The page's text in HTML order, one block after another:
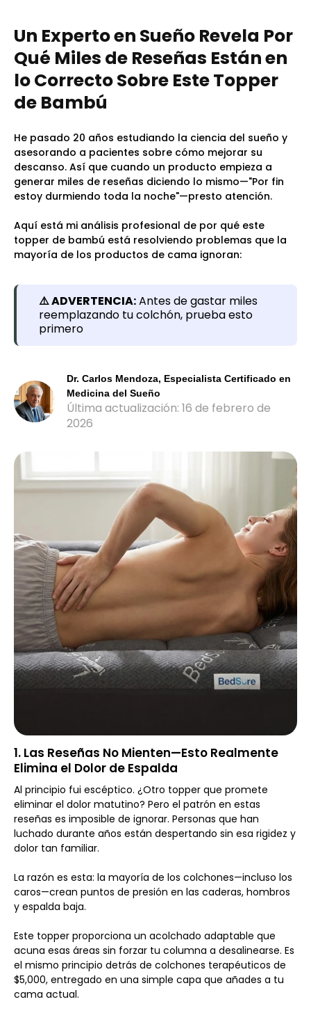
Un Experto en Sueño Revela Por
Qué Miles de Reseñas Están en
lo Correcto Sobre Este Topper
de Bambú
He pasado 20 años estudiando la ciencia del sueño y
asesorando a pacientes sobre cómo mejorar su
descanso. Así que cuando un producto empieza a
generar miles de reseñas diciendo lo mismo—"Por fin
estoy durmiendo toda la noche"—presto atención.
Aquí está mi análisis profesional de por qué este
topper de bambú está resolviendo problemas que la
mayoría de los productos de cama ignoran:
⚠️ ADVERTENCIA:Antes de gastar miles
reemplazando tu colchón, prueba esto
primero
Dr. Carlos Mendoza, Especialista Certificado en
Medicina del Sueño
Última actualización: 16 de febrero de
2026
1. Las Reseñas No Mienten—Esto Realmente
Elimina el Dolor de Espalda
Al principio fui escéptico. ¿Otro topper que promete
eliminar el dolor matutino? Pero el patrón en estas
reseñas es imposible de ignorar. Personas que han
luchado durante años están despertando sin esa rigidez y
dolor tan familiar.
La razón es esta: la mayoría de los colchones—incluso los
caros—crean puntos de presión en las caderas, hombros
y espalda baja.
Este topper proporciona un acolchado adaptable que
acuna esas áreas sin forzar tu columna a desalinearse. Es
el mismo principio detrás de colchones terapéuticos de
$5,000, entregado en una simple capa que añades a tu
cama actual.